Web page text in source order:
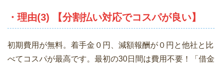
・理由(3) 【分割払い対応でコスパが良い】
初期費用が無料。着手金０円、減額報酬が０円と他社と比
べてコスパが最高です。最初の30日間は費用不要！「借金